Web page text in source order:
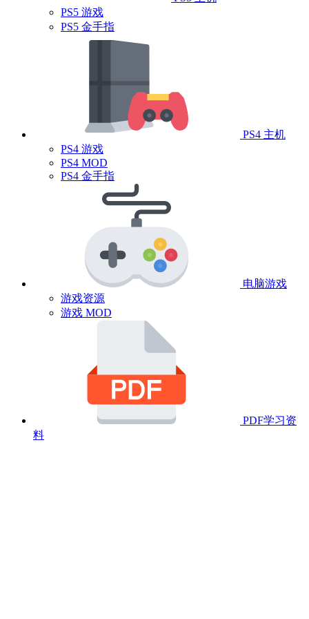
PS5 游戏
PS5 金手指
PS4 主机
PS4 游戏
PS4 MOD
PS4 金手指
电脑游戏
游戏资源
游戏 MOD
PDF学习资
料